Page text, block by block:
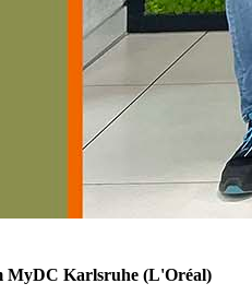
MyDC Karlsruhe (L'Oréal)